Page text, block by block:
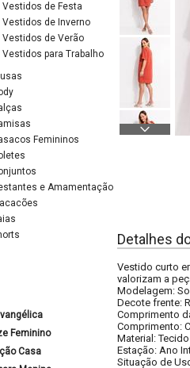
Vestidos de Festa
Vestidos de Inverno
Vestidos de Verão
Vestidos para Trabalho
Femininos
e Amamentação
Feminino
Casa
Detalhes
Vestido curto
valorizam a
Modelagem:
Decote frente:
Comprimento
Comprimento:
Material:
Estação: Ano
Situação de